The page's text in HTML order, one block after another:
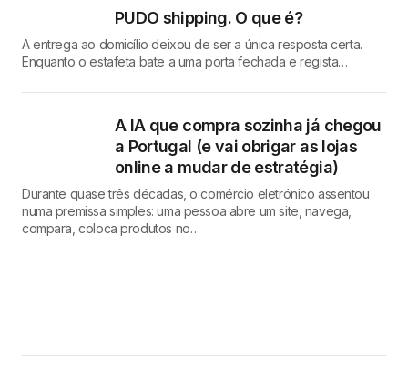
PUDO shipping. O que é?
A entrega ao domicílio deixou de ser a única resposta certa.
Enquanto o estafeta bate a uma porta fechada e regista…
A IA que compra sozinha já chegou
a Portugal (e vai obrigar as lojas
online a mudar de estratégia)
Durante quase três décadas, o comércio eletrónico assentou
numa premissa simples: uma pessoa abre um site, navega,
compara, coloca produtos no…